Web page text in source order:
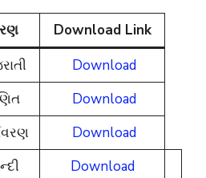
Download Link
Download
Download
Download
Download